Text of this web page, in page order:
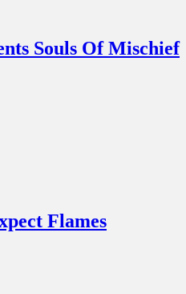
Souls Of Mischief
Flames